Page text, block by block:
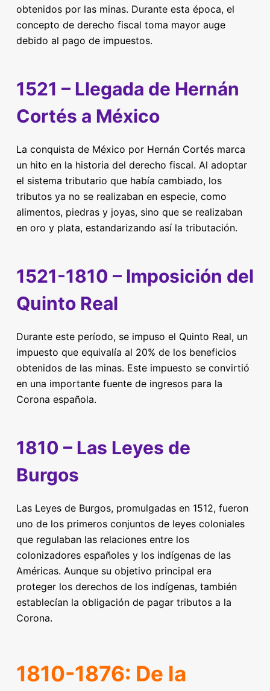
obtenidos por las minas. Durante esta época, el
concepto de derecho fiscal toma mayor auge
debido al pago de impuestos.
1521 – Llegada de Hernán
Cortés a México
La conquista de México por Hernán Cortés marca
un hito en la historia del derecho fiscal. Al adoptar
el sistema tributario que había cambiado, los
tributos ya no se realizaban en especie, como
alimentos, piedras y joyas, sino que se realizaban
en oro y plata, estandarizando así la tributación.
1521-1810 – Imposición del
Quinto Real
Durante este período, se impuso el Quinto Real, un
impuesto que equivalía al 20% de los beneficios
obtenidos de las minas. Este impuesto se convirtió
en una importante fuente de ingresos para la
Corona española.
1810 – Las Leyes de
Burgos
Las Leyes de Burgos, promulgadas en 1512, fueron
uno de los primeros conjuntos de leyes coloniales
que regulaban las relaciones entre los
colonizadores españoles y los indígenas de las
Américas. Aunque su objetivo principal era
proteger los derechos de los indígenas, también
establecían la obligación de pagar tributos a la
Corona.
1810-1876: De la